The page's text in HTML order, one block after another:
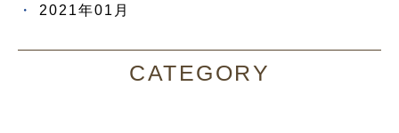
2021年01月
CATEGORY